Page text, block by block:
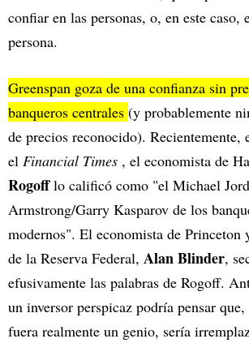
confiar en las personas, o, en este caso,
persona.
Greenspan goza de una confianza sin
banqueros centrales (y probablemente
de precios reconocido). Recientemente,
el Financial Times , el economista de
Rogofflo calificó como "el Michael
Armstrong/Garry Kasparov de los
modernos". El economista de Princeton
de la Reserva Federal, Alan Blinder,
efusivamente las palabras de Rogoff.
un inversor perspicaz podría pensar
fuera realmente un genio, sería